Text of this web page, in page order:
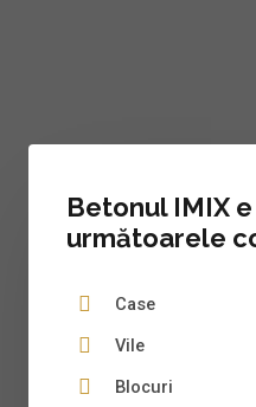
Betonul IMIX
următoarele
Case
Vile
Blocuri